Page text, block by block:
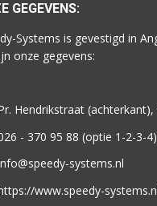
GEGEVENS:
Systems is gevestigd in
onze gegevens:
Hendrikstraat (achterkant),
- 370 95 88 (optie 1-2-3-4)
systems.nl
www.speedy-